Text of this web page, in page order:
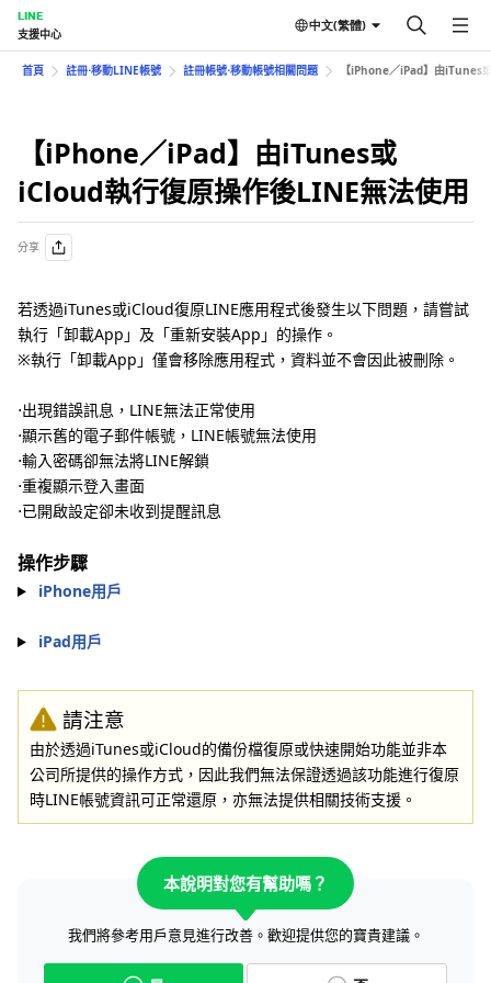
LINE
支援中心
中文(繁體)
首頁 註冊⋅移動LINE帳號 註冊帳號⋅移動帳號相關問題 【iPhone／iPad】由iTunes
【iPhone／iPad】由iTunes或
iCloud執行復原操作後LINE無法使用
分享
若透過iTunes或iCloud復原LINE應用程式後發生以下問題，請嘗試
執行「卸載App」及「重新安裝App」的操作。
※執行「卸載App」僅會移除應用程式，資料並不會因此被刪除。
⋅出現錯誤訊息，LINE無法正常使用
⋅顯示舊的電子郵件帳號，LINE帳號無法使用
⋅輸入密碼卻無法將LINE解鎖
⋅重複顯示登入畫面
⋅已開啟設定卻未收到提醒訊息
操作步驟
iPhone用戶
iPad用戶
請注意
由於透過iTunes或iCloud的備份檔復原或快速開始功能並非本
公司所提供的操作方式，因此我們無法保證透過該功能進行復原
時LINE帳號資訊可正常還原，亦無法提供相關技術支援。
本說明對您有幫助嗎？
我們將參考用戶意見進行改善。歡迎提供您的寶貴建議。